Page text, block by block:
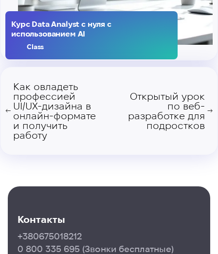
Курс Data Analyst с нуля с
использованием AI
Class
←
Как овладеть
профессией
UI/UX-дизайна в
онлайн-формате
и получить
работу
Открытый урок
по веб-
разработке для
подростков
→
Контакты
+380675018212
0 800 335 695 (Звонки бесплатные)